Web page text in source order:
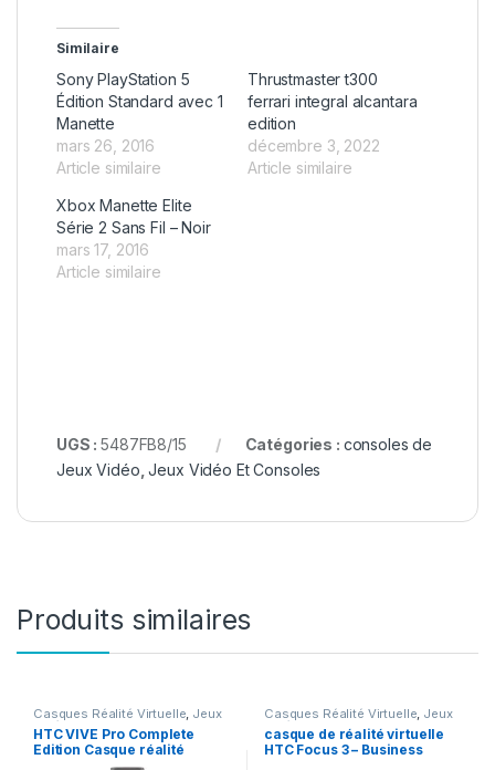
Similaire
Sony PlayStation 5
Édition Standard avec 1
Manette
mars 26, 2016
Article similaire
Thrustmaster t300
ferrari integral alcantara
edition
décembre 3, 2022
Article similaire
Xbox Manette Elite
Série 2 Sans Fil – Noir
mars 17, 2016
Article similaire
UGS :5487FB8/15 Catégories : consoles de
Jeux Vidéo ,Jeux Vidéo Et Consoles
Produits similaires
Casques Réalité Virtuelle, Jeux
Vidéo Et Consoles
HTC VIVE Pro Complete
Edition Casque réalité
Casques Réalité Virtuelle, Jeux
Vidéo Et Consoles
casque de réalité virtuelle
HTC Focus 3 – Business